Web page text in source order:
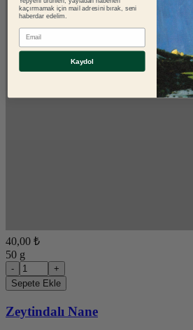
40,00 ₺
50 g
-
+
Sepete Ekle
Zeytindalı Nane
kaçırmamak için mail adresini bırak, seni
haberdar edelim.
E-mail
Kaydol